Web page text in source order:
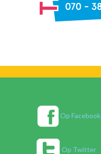
Op Facebook
Op Twitter